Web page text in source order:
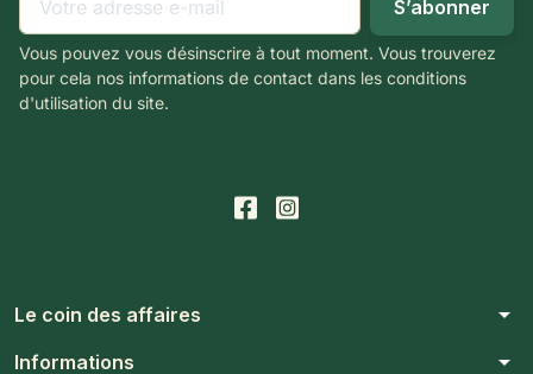
Vous pouvez vous désinscrire à tout moment. Vous trouverez
pour cela nos informations de contact dans les conditions
d'utilisation du site.
Le coin des affaires arrow_drop_down
Informations arrow_drop_down